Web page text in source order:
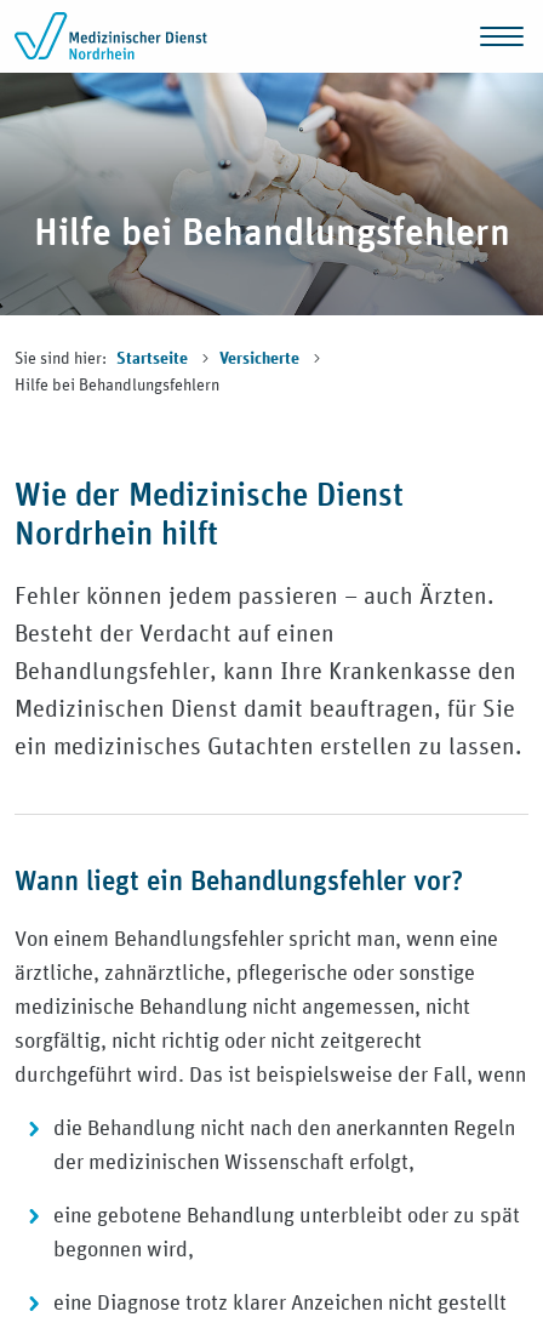
Zum Inhalt springen
Hilfe bei Behandlungsfehlern
Sie sind hier: Startseite Versicherte
Hilfe bei Behandlungsfehlern
Wie der Medizinische Dienst
Nordrhein hilft
Fehler können jedem passieren – auch Ärzten.
Besteht der Verdacht auf einen
Behandlungsfehler, kann Ihre Krankenkasse den
Medizinischen Dienst damit beauftragen, für Sie
ein medizinisches Gutachten erstellen zu lassen.
Wann liegt ein Behandlungsfehler vor?
Von einem Behandlungsfehler spricht man, wenn eine
ärztliche, zahnärztliche, pflegerische oder sonstige
medizinische Behandlung nicht angemessen, nicht
sorgfältig, nicht richtig oder nicht zeitgerecht
durchgeführt wird. Das ist beispielsweise der Fall, wenn
die Behandlung nicht nach den anerkannten Regeln
der medizinischen Wissenschaft erfolgt,
eine gebotene Behandlung unterbleibt oder zu spät
begonnen wird,
eine Diagnose trotz klarer Anzeichen nicht gestellt